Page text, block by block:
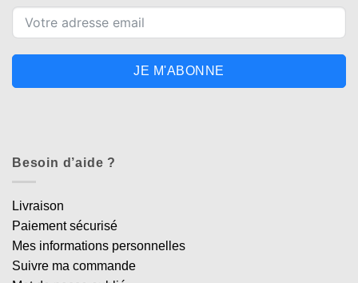
JE M'ABONNE
Besoin d’aide ?
Livraison
Paiement sécurisé
Mes informations personnelles
Suivre ma commande